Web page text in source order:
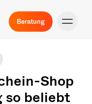
Beratung
Shop
so beliebt